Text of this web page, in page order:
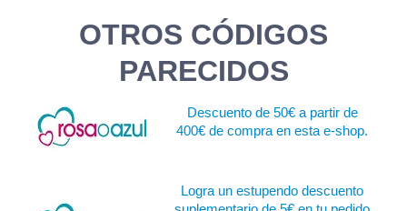
OTROS CÓDIGOS
PARECIDOS
Descuento de 50€ a partir de
400€ de compra en esta e-shop.
Logra un estupendo descuento